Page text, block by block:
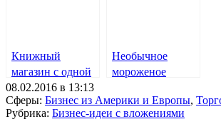
Книжный
магазин с одной
книгой
Необычное
мороженое
08.02.2016 в 13:13
Сферы: Бизнес из Америки и Европы,
Рубрика: Бизнес-идеи с вложениями